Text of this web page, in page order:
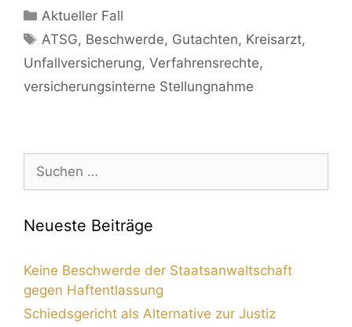
Aktueller Fall
ATSG, Beschwerde, Gutachten, Kreisarzt,
Unfallversicherung, Verfahrensrechte,
versicherungsinterne Stellungnahme
Neueste Beiträge
Keine Beschwerde der Staatsanwaltschaft
gegen Haftentlassung
Schiedsgericht als Alternative zur Justiz